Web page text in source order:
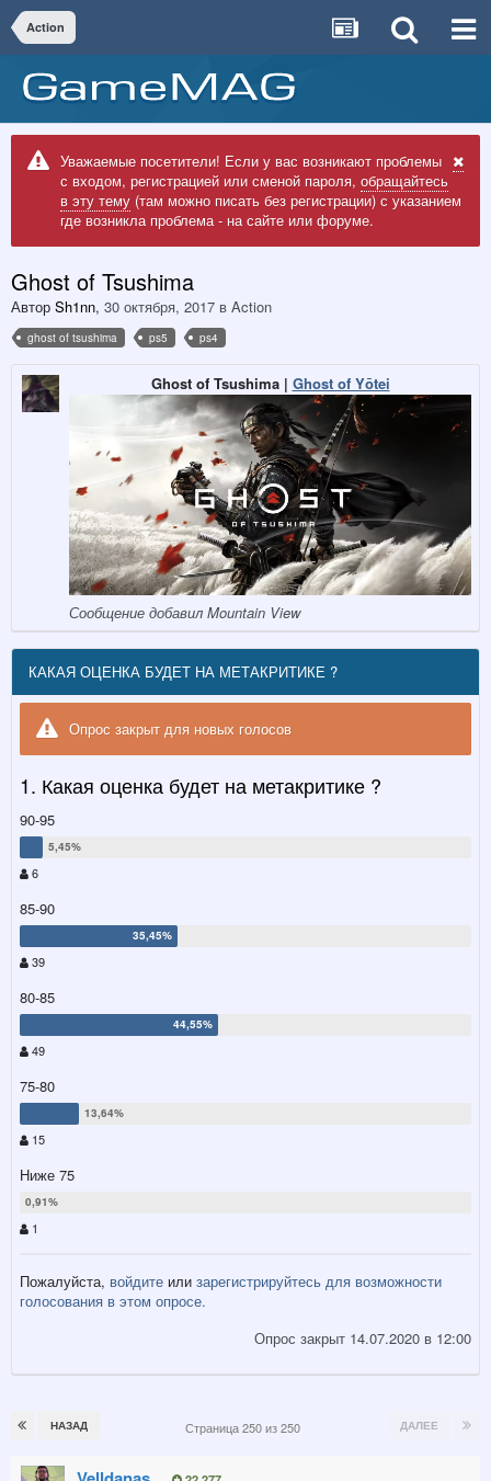
Action
Уважаемые посетители! Если у вас возникают проблемы
с входом, регистрацией или сменой пароля, обращайтесь
в эту тему (там можно писать без регистрации) с указанием
где возникла проблема - на сайте или форуме.
Ghost of Tsushima
Автор Sh1nn, 30 октября, 2017 в Action
ghost of tsushima ps5 ps4
Ghost of Tsushima | Ghost of Yōtei
Сообщение добавил Mountain View
КАКАЯ ОЦЕНКА БУДЕТ НА МЕТАКРИТИКЕ ?
Опрос закрыт для новых голосов
1. Какая оценка будет на метакритике ?
90-95
6
85-90
39
80-85
49
75-80
15
Ниже 75
1
Пожалуйста, войдите или зарегистрируйтесь для возможности
голосования в этом опросе.
Опрос закрыт 14.07.2020 в 12:00
НАЗАД ДАЛЕЕ
Страница 250 из 250